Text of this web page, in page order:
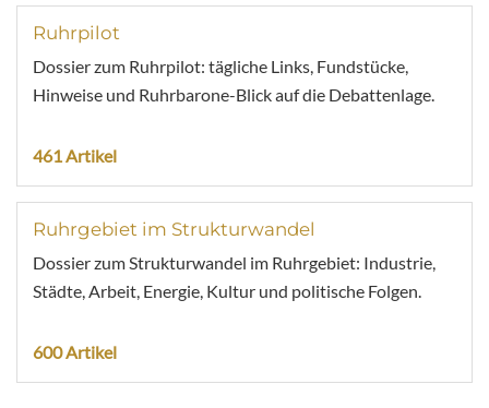
Ruhrpilot
Dossier zum Ruhrpilot: tägliche Links, Fundstücke,
Hinweise und Ruhrbarone-Blick auf die Debattenlage.
461 Artikel
Ruhrgebiet im Strukturwandel
Dossier zum Strukturwandel im Ruhrgebiet: Industrie,
Städte, Arbeit, Energie, Kultur und politische Folgen.
600 Artikel